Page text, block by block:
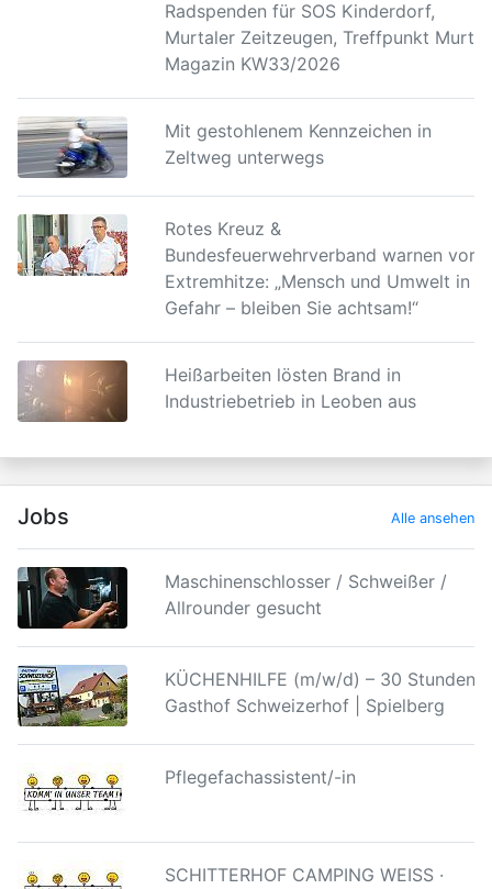
Radspenden für SOS Kinderdorf,
Murtaler Zeitzeugen, Treffpunkt Murtal
Magazin KW33/2026
Mit gestohlenem Kennzeichen in
Zeltweg unterwegs
Rotes Kreuz &
Bundesfeuerwehrverband warnen vor
Extremhitze: „Mensch und Umwelt in
Gefahr – bleiben Sie achtsam!“
Heißarbeiten lösten Brand in
Industriebetrieb in Leoben aus
Jobs Alle ansehen
Maschinenschlosser / Schweißer /
Allrounder gesucht
KÜCHENHILFE (m/w/d) – 30 Stunden |
Gasthof Schweizerhof | Spielberg
Pflegefachassistent/-in
SCHITTERHOF CAMPING WEISS ·